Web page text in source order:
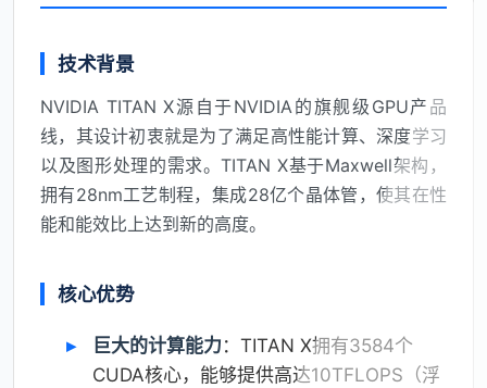
技术背景
NVIDIA TITAN X源自于NVIDIA的旗舰级GPU产品
线，其设计初衷就是为了满足高性能计算、深度学习
以及图形处理的需求。TITAN X基于Maxwell架构，
拥有28nm工艺制程，集成28亿个晶体管，使其在性
能和能效比上达到新的高度。
核心优势
巨大的计算能力 ：TITAN X拥有3584个
CUDA核心，能够提供高达10TFLOPS（浮